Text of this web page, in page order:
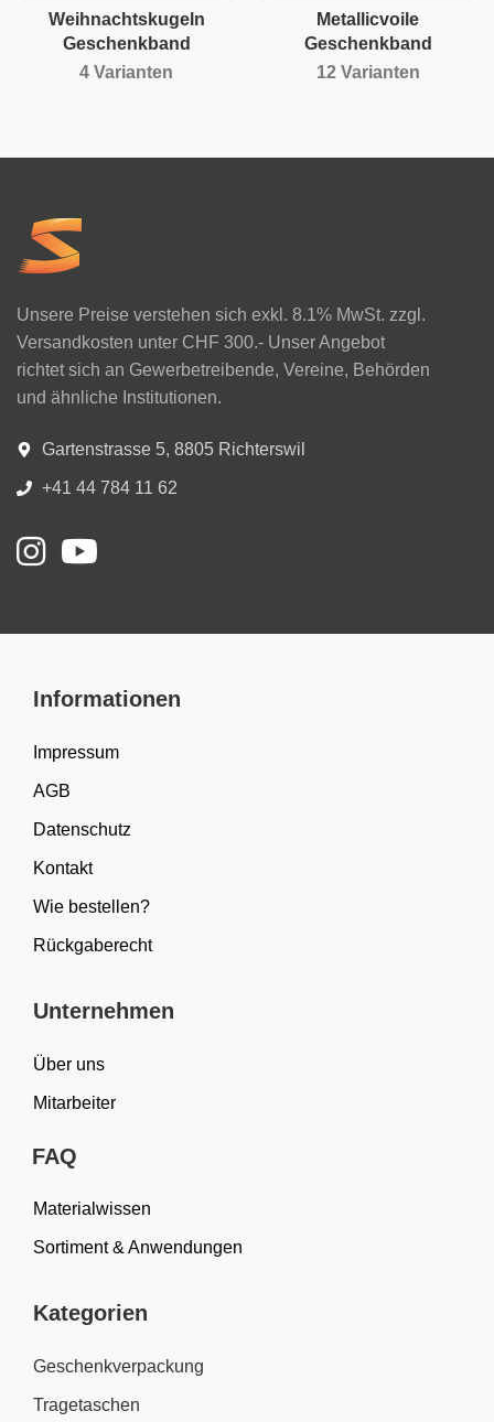
Weihnachtskugeln
Geschenkband
4 Varianten
Metallicvoile
Geschenkband
12 Varianten
Unsere Preise verstehen sich exkl. 8.1% MwSt. zzgl.
Versandkosten unter CHF 300.- Unser Angebot
richtet sich an Gewerbetreibende, Vereine, Behörden
und ähnliche Institutionen.
Gartenstrasse 5, 8805 Richterswil
+41 44 784 11 62
Informationen
Impressum
AGB
Datenschutz
Kontakt
Wie bestellen?
Rückgaberecht
Unternehmen
Über uns
Mitarbeiter
FAQ
Materialwissen
Sortiment & Anwendungen
Kategorien
Geschenkverpackung
Tragetaschen